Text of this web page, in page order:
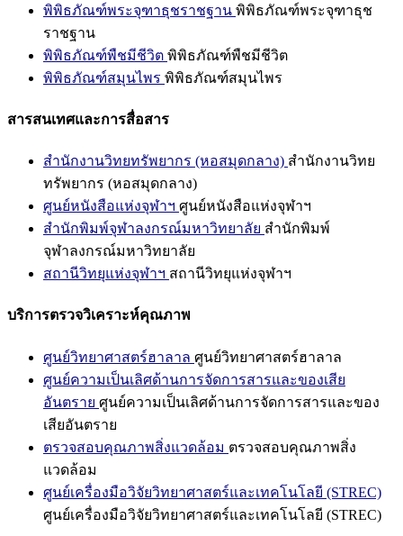
พิพิธภัณฑ์พระจุฑาธุชราชฐาน พิพิธภัณฑ์พระจุฑาธุช
ราชฐาน
พิพิธภัณฑ์พืชมีชีวิต พิพิธภัณฑ์พืชมีชีวิต
พิพิธภัณฑ์สมุนไพร พิพิธภัณฑ์สมุนไพร
สารสนเทศและการสื่อสาร
สำนักงานวิทยทรัพยากร (หอสมุดกลาง) สำนักงานวิทย
ทรัพยากร (หอสมุดกลาง)
ศูนย์หนังสือแห่งจุฬาฯ ศูนย์หนังสือแห่งจุฬาฯ
สำนักพิมพ์จุฬาลงกรณ์มหาวิทยาลัย สำนักพิมพ์
จุฬาลงกรณ์มหาวิทยาลัย
สถานีวิทยุแห่งจุฬาฯ สถานีวิทยุแห่งจุฬาฯ
บริการตรวจวิเคราะห์คุณภาพ
ศูนย์วิทยาศาสตร์ฮาลาล ศูนย์วิทยาศาสตร์ฮาลาล
ศูนย์ความเป็นเลิศด้านการจัดการสารและของเสีย
อันตราย ศูนย์ความเป็นเลิศด้านการจัดการสารและของ
เสียอันตราย
ตรวจสอบคุณภาพสิ่งแวดล้อม ตรวจสอบคุณภาพสิ่ง
แวดล้อม
ศูนย์เครื่องมือวิจัยวิทยาศาสตร์และเทคโนโลยี (STREC)
ศูนย์เครื่องมือวิจัยวิทยาศาสตร์และเทคโนโลยี (STREC)